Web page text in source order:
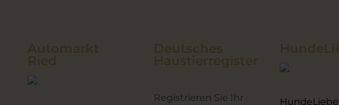
Registrieren Sie Ihr